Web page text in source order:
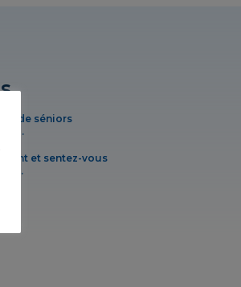
de séniors
et sentez-vous